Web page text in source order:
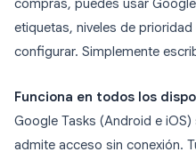
compras, puedes usar
etiquetas, niveles de
configurar. Simplemente
Funciona en todos los
Google Tasks (Android e
admite acceso sin conexión.